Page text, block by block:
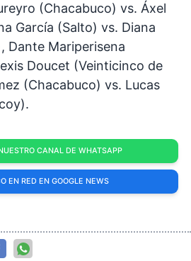
(Chacabuco) vs. Áxel
García (Salto) vs. Diana
Dante Mariperisena
Doucet (Veinticinco de
(Chacabuco) vs. Lucas
CANAL DE WHATSAPP
EN RED EN GOOGLE NEWS